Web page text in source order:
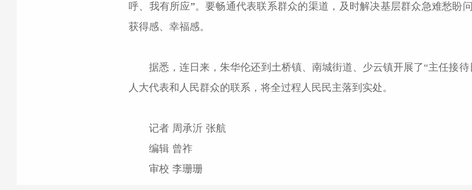
呼、我有所应”。要畅通代表联系群众的渠道，及时解决基层群众急难愁盼
获得感、幸福感。
据悉，连日来，朱华伦还到土桥镇、南城街道、少云镇开展了“主任接
人大代表和人民群众的联系，将全过程人民民主落到实处。
记者 周承沂 张航
编辑 曾祚
审校 李珊珊